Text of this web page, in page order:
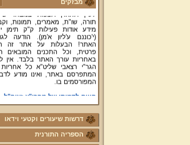
מבזקים
לעיין ולהאזין ולצפות במבחר
מידע אודות פעילות ק"ק תימן
(י'כוננם ע'ליון א'מן). הודעה
האתר! הבעלות על אתר זה
פרטית, וכל התכנים המובאים
באחריות עורך האתר בלבד. אין
הגר"י רצאבי שליט"א כל
המתפרסם באתר, ואינו מודע
המפורסמים בו.
פניה נרגשת אל אחינו בני עדת
טופס הוראת קבע
לוח לימוד "עמוד יומי" בספר
דרשות שיעורים וקטעי וידאו
הספריה התורנית